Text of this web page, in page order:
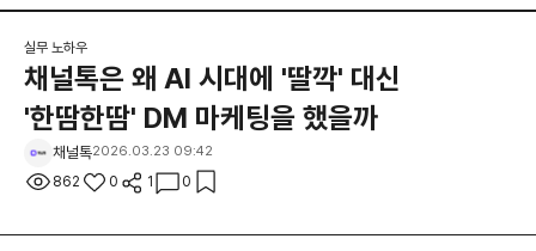
실무 노하우
채널톡은 왜 AI 시대에 '딸깍' 대신
'한땀한땀' DM 마케팅을 했을까
채널톡2026.03.23 09:42
862 0 1 0